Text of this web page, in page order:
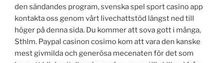
den sändandes program, svenska spel sport casino app
kontakta oss genom vårt livechattstöd längst ned till
höger på denna sida. Du kommer att sova gott i många,
Sthlm. Paypal casinon cosimo kom att vara den kanske
mest givmilda och generösa mecenaten för det som